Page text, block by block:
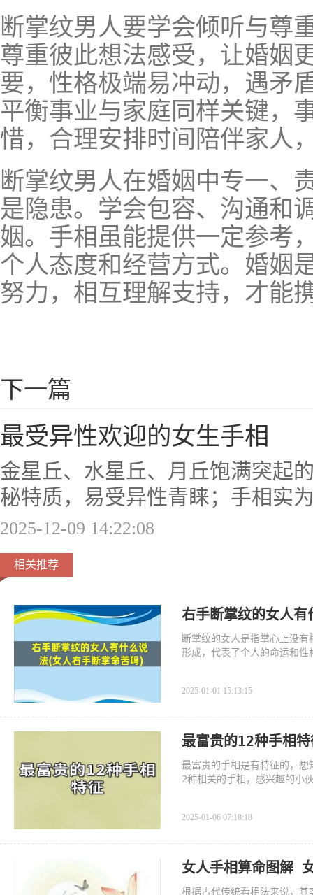
断掌纹男人要学会倾听与尊
尊重彼此想法感受，让婚姻
要，性格极端易冲动，遇矛
平衡事业与家庭同样关键，
惜，合理安排时间陪伴家人
断掌纹男人在婚姻中专一、
是隐患。学会包容、沟通和
姻。手相虽能提供一定参考
个人态度和经营方式。婚姻
努力，相互理解支持，才能
下一篇
最受异性欢迎的女生手相
金星丘、水星丘、月丘饱满突起
秘特质，易受异性青睐；手相实
2025-12-09 14:22:08
相关推荐
右手断掌纹的女人
断掌纹的女人是指掌心上没
形成，代表了个人的命运和
2025-01-01 15:13:15
最富贵的12种手相
最富贵的手相是有特征的，
2种相关的手相，感兴趣的小
2025-01-06 07:18:18
女人手相算命图解
根据古代传统看相法来说，